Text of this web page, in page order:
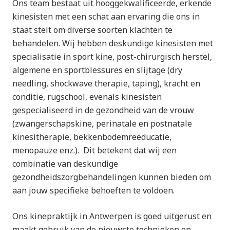
Ons team bestaat uit hooggekwalificeerde, erkende
kinesisten met een schat aan ervaring die ons in
staat stelt om diverse soorten klachten te
behandelen. Wij hebben deskundige kinesisten met
specialisatie in sport kine, post-chirurgisch herstel,
algemene en sportblessures en slijtage (dry
needling, shockwave therapie, taping), kracht en
conditie, rugschool, evenals kinesisten
gespecialiseerd in de gezondheid van de vrouw
(zwangerschapskine, perinatale en postnatale
kinesitherapie, bekkenbodemreëducatie,
menopauze enz.). Dit betekent dat wij een
combinatie van deskundige
gezondheidszorgbehandelingen kunnen bieden om
aan jouw specifieke behoeften te voldoen.
Ons kinepraktijk in Antwerpen is goed uitgerust en